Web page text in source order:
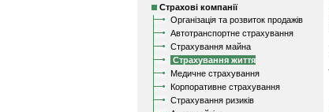
Страхові компанії
Організація та розвиток продажів
Автотранспортне страхування
Страхування майна
Страхування життя
Медичне страхування
Корпоративне страхування
Страхування ризиків